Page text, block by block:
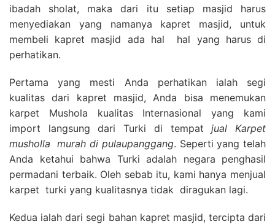
ibadah sholat, maka dari itu setiap masjid harus
menyediakan yang namanya kapret masjid, untuk
membeli kapret masjid ada hal hal yang harus di
perhatikan.
Pertama yang mesti Anda perhatikan ialah segi
kualitas dari kapret masjid, Anda bisa menemukan
karpet Mushola kualitas Internasional yang kami
import langsung dari Turki di tempatjual Karpet
musholla
murah di pulaupanggang. Seperti yang telah
Anda ketahui bahwa Turki adalah negara penghasil
permadani terbaik. Oleh sebab itu, kami hanya menjual
karpet turki yang kualitasnya tidak diragukan lagi.
Kedua ialah dari segi bahan kapret masjid, tercipta dari